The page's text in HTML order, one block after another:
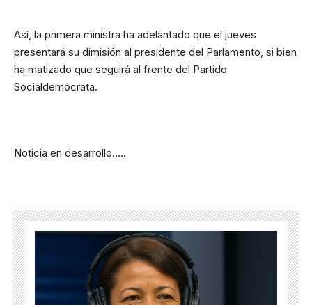
Así, la primera ministra ha adelantado que el jueves
presentará su dimisión al presidente del Parlamento, si bien
ha matizado que seguirá al frente del Partido
Socialdemócrata.
Noticia en desarrollo…..